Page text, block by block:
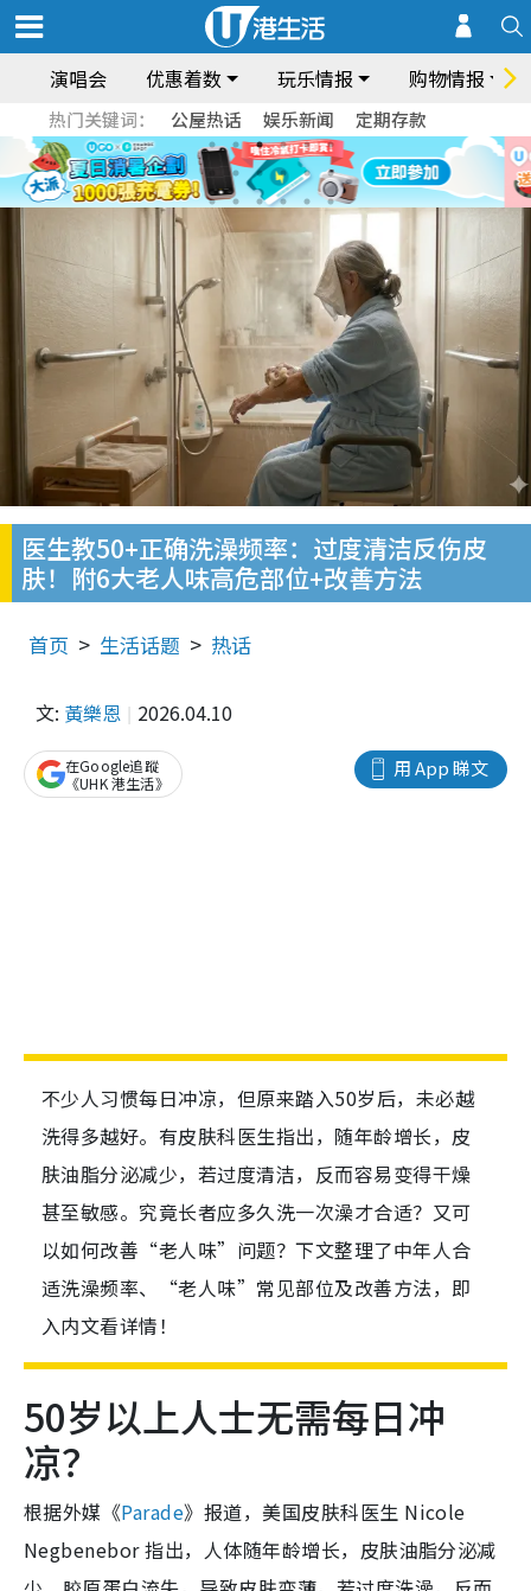
演唱会 优惠着数 玩乐情报 购物情报
热门关键词： 公屋热话 娱乐新闻 定期存款
医生教50+正确洗澡频率：过度清洁反伤皮
肤！附6大老人味高危部位+改善方法
首页 生活话题 热话
文: 黃樂恩 2026.04.10
用 App 睇文
在Google追蹤
《UHK 港生活》
不少人习惯每日冲凉，但原来踏入50岁后，未必越
洗得多越好。有皮肤科医生指出，随年龄增长，皮
肤油脂分泌减少，若过度清洁，反而容易变得干燥
甚至敏感。究竟长者应多久洗一次澡才合适？又可
以如何改善“老人味”问题？下文整理了中年人合
适洗澡频率、“老人味”常见部位及改善方法，即
入内文看详情！
50岁以上人士无需每日冲
凉？
根据外媒《Parade》报道，美国皮肤科医生 Nicole
Negbenebor 指出，人体随年龄增长，皮肤油脂分泌减